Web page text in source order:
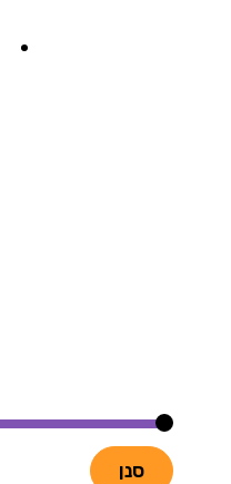
סנן